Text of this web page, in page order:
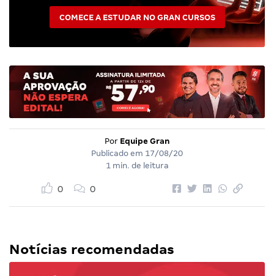
COMECE A ESTUDAR NO GRAN CURSOS
Por Equipe Gran
Publicado em 17/08/20
1 min. de leitura
0 0
Notícias recomendadas